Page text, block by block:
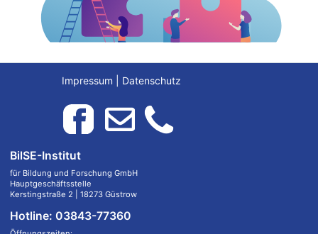
Impressum Datenschutz
BilSE-Institut
für Bildung und Forschung GmbH
Hauptgeschäftsstelle
Kerstingstraße 2 | 18273 Güstrow
Hotline: 03843-77360